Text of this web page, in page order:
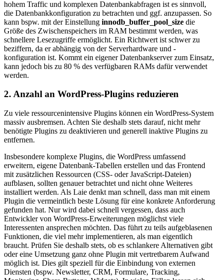
hohem Traffic und komplexen Datenbankabfragen ist es sinnvoll,
die Datenbankkonfiguration zu betrachten und ggf. anzupassen. So
kann bspw. mit der Einstellung innodb_buffer_pool_size die
Größe des Zwischenspeichers im RAM bestimmt werden, was
schnellere Lesezugriffe ermöglicht. Ein Richtwert ist schwer zu
beziffern, da er abhängig von der Serverhardware und -
konfiguration ist. Kommt ein eigener Datenbankserver zum Einsatz,
kann jedoch bis zu 80 % des verfügbaren RAMs dafür verwendet
werden.
2. Anzahl an WordPress-Plugins reduzieren
Zu viele ressourcenintensive Plugins können ein WordPress-System
massiv ausbremsen. Achten Sie deshalb stets darauf, nicht mehr
benötigte Plugins zu deaktivieren und generell inaktive Plugins zu
entfernen.
Insbesondere komplexe Plugins, die WordPress umfassend
erweitern, eigene Datenbank-Tabellen erstellen und das Frontend
mit zusätzlichen Ressourcen (CSS- oder JavaScript-Dateien)
aufblasen, sollten genauer betrachtet und nicht ohne Weiteres
installiert werden. Als Laie denkt man schnell, dass man mit einem
Plugin die vermeintlich beste Lösung für eine konkrete Anforderung
gefunden hat. Nur wird dabei schnell vergessen, dass auch
Entwickler von WordPress-Erweiterungen möglichst viele
Interessenten ansprechen möchten. Das führt zu teils aufgeblasenen
Funktionen, die viel mehr implementieren, als man eigentlich
braucht. Prüfen Sie deshalb stets, ob es schlankere Alternativen gibt
oder eine Umsetzung ganz ohne Plugin mit vertretbarem Aufwand
möglich ist. Dies gilt speziell für die Einbindung von externen
Diensten (bspw. Newsletter, CRM, Formulare, Tracking,